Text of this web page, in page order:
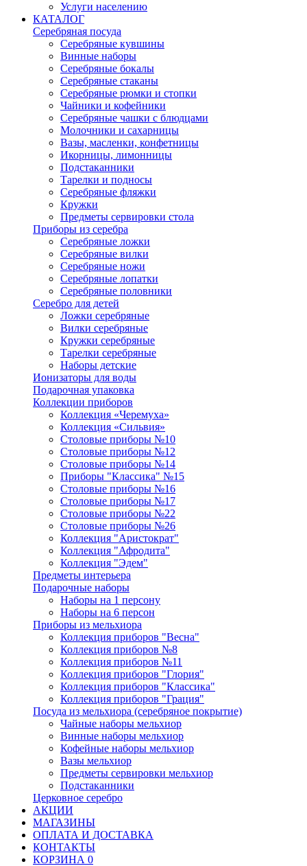
Услуги населению
КАТАЛОГ
Серебряная посуда
Серебряные кувшины
Винные наборы
Серебряные бокалы
Серебряные стаканы
Серебряные рюмки и стопки
Чайники и кофейники
Серебряные чашки с блюдцами
Молочники и сахарницы
Вазы, масленки, конфетницы
Икорницы, лимонницы
Подстаканники
Тарелки и подносы
Серебряные фляжки
Кружки
Предметы сервировки стола
Приборы из серебра
Серебряные ложки
Серебряные вилки
Серебряные ножи
Серебряные лопатки
Серебряные половники
Серебро для детей
Ложки серебряные
Вилки серебряные
Кружки серебряные
Тарелки серебряные
Наборы детские
Ионизаторы для воды
Подарочная упаковка
Коллекции приборов
Коллекция «Черемуха»
Коллекция «Сильвия»
Столовые приборы №10
Столовые приборы №12
Столовые приборы №14
Приборы "Классика" №15
Столовые приборы №16
Столовые приборы №17
Столовые приборы №22
Столовые приборы №26
Коллекция "Аристократ"
Коллекция "Афродита"
Коллекция "Эдем"
Предметы интерьера
Подарочные наборы
Наборы на 1 персону
Наборы на 6 персон
Приборы из мельхиора
Коллекция приборов "Весна"
Коллекция приборов №8
Коллекция приборов №11
Коллекция приборов "Глория"
Коллекция приборов "Классика"
Коллекция приборов "Грация"
Посуда из мельхиора (серебряное покрытие)
Чайные наборы мельхиор
Винные наборы мельхиор
Кофейные наборы мельхиор
Вазы мельхиор
Предметы сервировки мельхиор
Подстаканники
Церковное серебро
АКЦИИ
МАГАЗИНЫ
ОПЛАТА И ДОСТАВКА
КОНТАКТЫ
КОРЗИНА 0